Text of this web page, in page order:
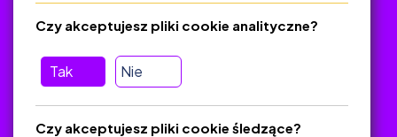
Regulamin
O platformie
Baza materiałów dydaktycznych
Jak zostać autorem
FAQ
Tak Nie
Czy akceptujesz pliki cookie analityczne?
Czy akceptujesz pliki cookie śledzące?